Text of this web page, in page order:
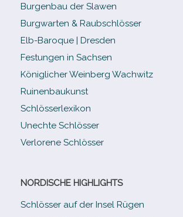
Burgenbau der Slawen
Burgwarten & Raubschlösser
Elb-​Baroque | Dresden
Festungen in Sachsen
Königlicher Weinberg Wachwitz
Ruinenbaukunst
Schlösserlexikon
Unechte Schlösser
Verlorene Schlösser
NORDISCHE HIGHLIGHTS
Schlösser auf der Insel Rügen